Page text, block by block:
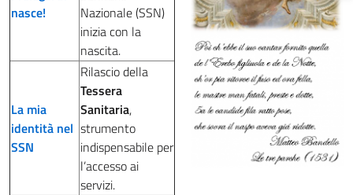
nasce!
Nazionale (SSN)
inizia con la
nascita.
La mia
identità nel
SSN
Rilascio della
Tessera
Sanitaria,
strumento
indispensabile per
l’accesso ai
servizi.